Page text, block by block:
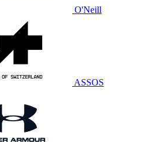
O'Neill
ASSOS